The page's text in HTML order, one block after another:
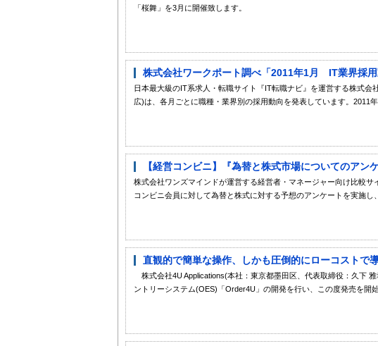
「桜舞」を3月に開催致します。
株式会社ワークポート調べ「2011年1月 IT業界採
日本最大級のIT系求人・転職サイト『IT転職ナビ』を運営する株式
広)は、各月ごとに職種・業界別の採用動向を発表しています。2011年
【経営コンビニ】『為替と株式市場についてのアン
株式会社ワンズマインドが運営する経営者・マネージャー向け比較
コンビニ会員に対して為替と株式に対する予想のアンケートを実施し
直観的で簡単な操作、しかも圧倒的にローコスト
株式会社4U Applications(本社：東京都墨田区、代表取締役：久下
ントリーシステム(OES)「Order4U」の開発を行い、この度発売を開